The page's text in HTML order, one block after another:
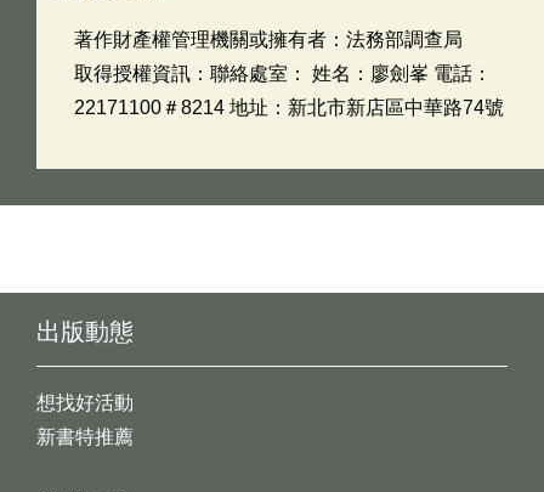
著作財產權管理機關或擁有者：法務部調查局
取得授權資訊：聯絡處室： 姓名：廖劍峯 電話：
22171100＃8214 地址：新北市新店區中華路74號
出版動態
想找好活動
新書特推薦